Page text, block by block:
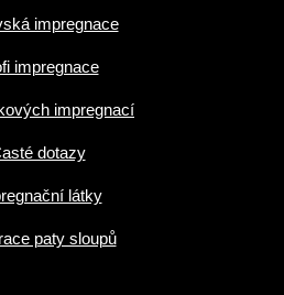
impregnace
impregnace
impregnací
dotazy
látky
paty sloupů